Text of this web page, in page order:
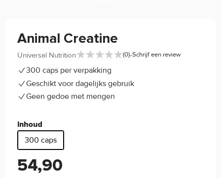
Animal Creatine
Universal Nutrition (0)-Schrijf een review
300 caps per verpakking
Geschikt voor dagelijks gebruik
Geen gedoe met mengen
Inhoud
300 caps
54,90